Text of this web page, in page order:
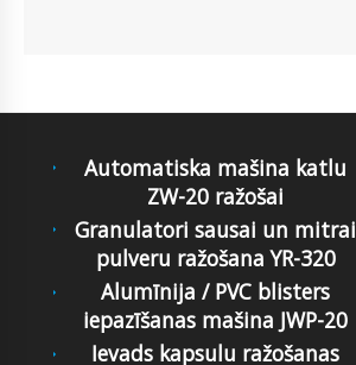
Automatiska mašina katlu
ZW-20 ražošai
Granulatori sausai un mitrai
pulveru ražošana YR-320
Alumīnija / PVC blisters
iepazīšanas mašina JWP-20
Ievads kapsulu ražošanas